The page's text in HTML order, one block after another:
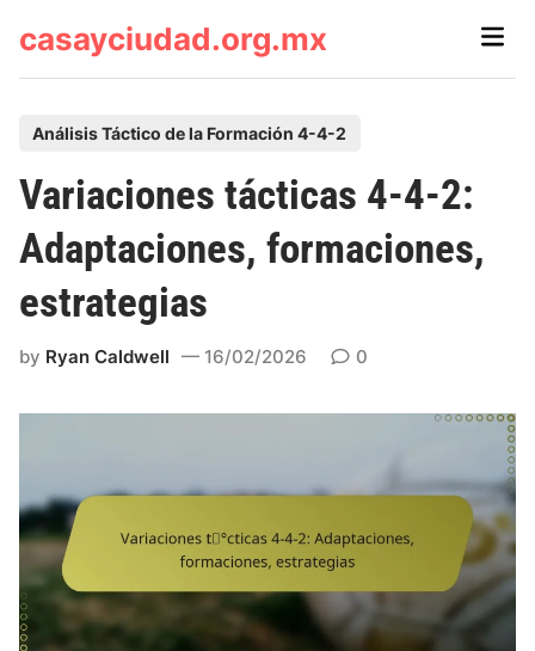
casayciudad.org.mx
Main
s
e
d
n
Análisis Táctico de la Formación 4-4-2
Variaciones tácticas 4-4-2:
Adaptaciones, formaciones,
estrategias
by Ryan Caldwell 16/02/2026 0